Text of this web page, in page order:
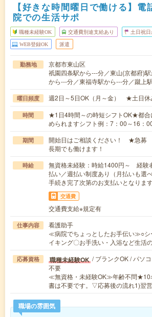
【好きな時間曜日で働ける】電
院での生活サポ
職種未経験OK 交通費別途支給あり 土日祝
WEB登録OK 派遣
勤務地
京都市東山区
祇園四条駅から---分／東山(京都府)
から---分／東福寺駅から---分／蹴上
曜日頻度 週2日～5日OK（月～金） ★土日休
時間
★1日4時間～の時短シフトOK★都合
められますシフト例：7：00～16：
期間
開始日はご相談ください！ ★急募
長期でも働けます！
時給
無資格未経験：時給1400円～ 経験
払い／週払い制度あり（月払いも選
手続き完了次第のお支払いとなります
交通費
交通費支給※規定有
仕事内容
看護助手
≪病院でちょっとしたお手伝い≫○シ
イキング〇お手洗い・入浴など生活
応募資格 職種未経験OK / ブランクOK / パソ
不要
≪無資格・未経験OK≫年齢不問★10
書は不要です。▽応募後の流れ1)翌
職場の雰囲気